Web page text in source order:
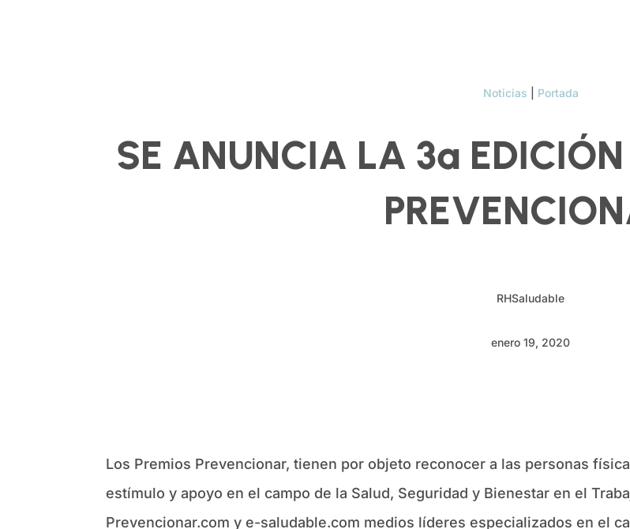
Noticias Portada
SE ANUNCIA LA 3ª
RHSaludable
enero 19, 2020
Los Premios Prevencionar, tienen por objeto reconocer a las personas
estímulo y apoyo en el campo de la Salud, Seguridad y Bienestar en el
Prevencionar.com y e-saludable.com medios líderes especializados en el